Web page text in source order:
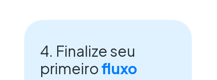
4. Finalize seu
primeirofluxo